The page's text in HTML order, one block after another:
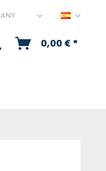
0,00 € *